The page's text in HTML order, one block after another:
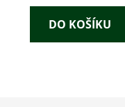
DO KOŠÍKU